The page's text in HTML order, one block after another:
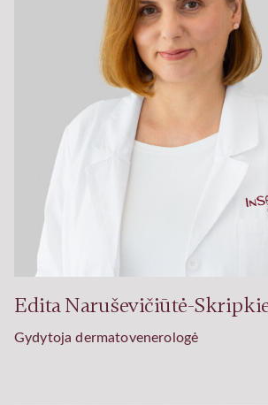
Edita Naruševičiūtė-
Gydytoja dermatovenerologė